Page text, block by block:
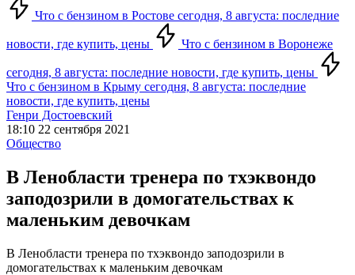
Что с бензином в Ростове сегодня, 8 августа: последние
новости, где купить, цены Что с бензином в Воронеже
сегодня, 8 августа: последние новости, где купить, цены
Что с бензином в Крыму сегодня, 8 августа: последние
новости, где купить, цены
Генри Достоевский
18:10 22 сентября 2021
Общество
В Ленобласти тренера по тхэквондо
заподозрили в домогательствах к
маленьким девочкам
В Ленобласти тренера по тхэквондо заподозрили в
домогательствах к маленьким девочкам